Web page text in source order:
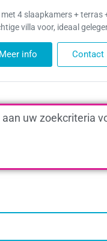
4 slaapkamers + terras
villa voor, ideaal
Meer info Contact
uw zoekcriteria